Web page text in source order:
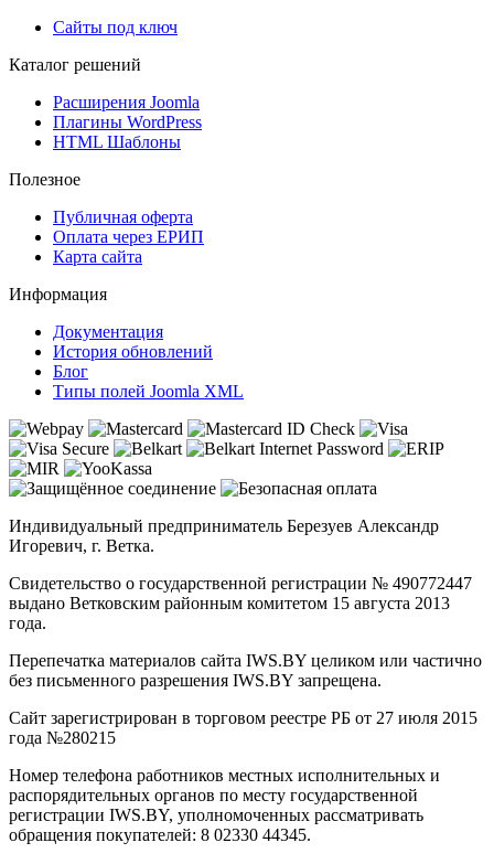
Сайты под ключ
Каталог решений
Расширения Joomla
Плагины WordPress
HTML Шаблоны
Полезное
Публичная оферта
Оплата через ЕРИП
Карта сайта
Информация
Документация
История обновлений
Блог
Типы полей Joomla XML
Индивидуальный предприниматель Березуев Александр
Игоревич, г. Ветка.
Свидетельство о государственной регистрации № 490772447
выдано Ветковским районным комитетом 15 августа 2013
года.
Перепечатка материалов сайта IWS.BY целиком или частично
без письменного разрешения IWS.BY запрещена.
Сайт зарегистрирован в торговом реестре РБ от 27 июля 2015
года №280215
Номер телефона работников местных исполнительных и
распорядительных органов по месту государственной
регистрации IWS.BY, уполномоченных рассматривать
обращения покупателей: 8 02330 44345.